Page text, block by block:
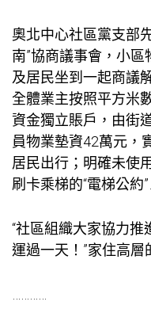
奧北中心社區黨支部
南”協商議事會，小
及居民坐到一起商議
全體業主按照平方米
資金獨立賬戶，由街
員物業墊資42萬元，
居民出行；明確未使
刷卡乘梯的“電梯公約
“社區組織大家協力
運過一天！”家住高層